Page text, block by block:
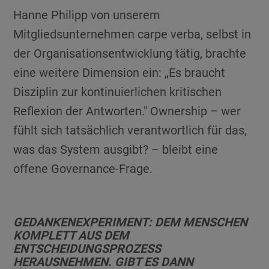
Hanne Philipp von unserem
Mitgliedsunternehmen carpe verba, selbst in
der Organisationsentwicklung tätig, brachte
eine weitere Dimension ein: „Es braucht
Disziplin zur kontinuierlichen kritischen
Reflexion der Antworten." Ownership – wer
fühlt sich tatsächlich verantwortlich für das,
was das System ausgibt? – bleibt eine
offene Governance-Frage.
GEDANKENEXPERIMENT: DEM MENSCHEN
KOMPLETT AUS DEM
ENTSCHEIDUNGSPROZESS
HERAUSNEHMEN. GIBT ES DANN